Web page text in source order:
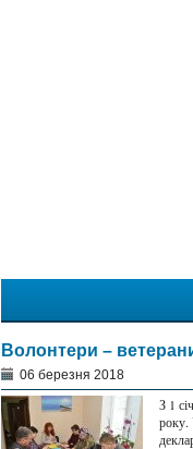
Волонтери –
06 березня 2018
З 1
року.